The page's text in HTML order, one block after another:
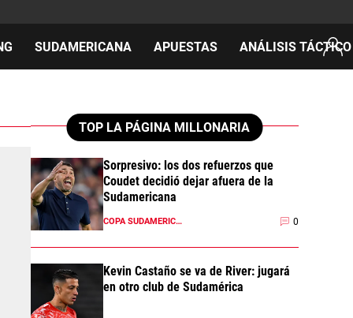
SUDAMERICANA APUESTAS ANÁLISIS TÁCTICO
día
TOP LA PÁGINA MILLONARIA
Sorpresivo: los dos refuerzos que
Coudet decidió dejar afuera de la
Sudamericana
COPA SUDAMERICANA 2026 0
Kevin Castaño se va de River: jugará
en otro club de Sudamérica